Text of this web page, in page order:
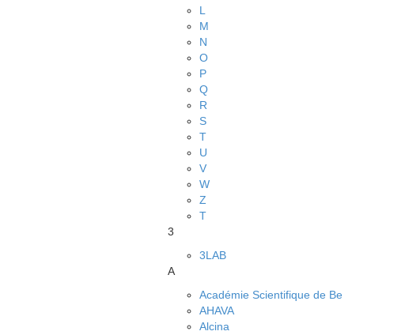
L
M
N
O
P
Q
R
S
T
U
V
W
Z
Т
3
3LAB
A
Académie Scientifique de Be
AHAVA
Alcina